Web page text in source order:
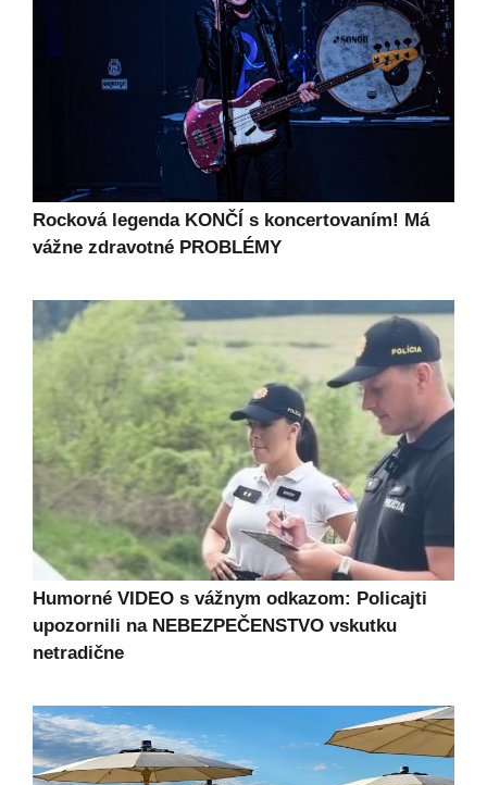
Rocková legenda KONČÍ s koncertovaním! Má
vážne zdravotné PROBLÉMY
Humorné VIDEO s vážnym odkazom: Policajti
upozornili na NEBEZPEČENSTVO vskutku
netradične